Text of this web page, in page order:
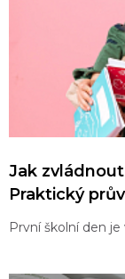
Jak
Praktický
První školní den